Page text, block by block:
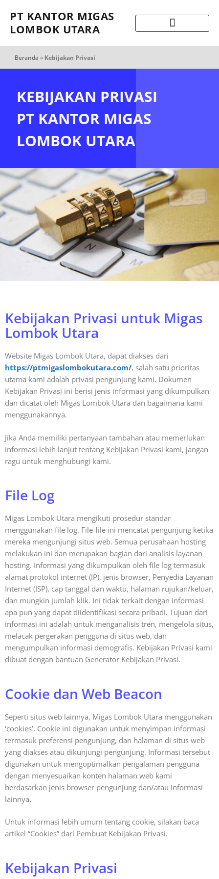
PT KANTOR MIGAS
LOMBOK UTARA
Beranda » Kebijakan Privasi
KEBIJAKAN PRIVASI
PT KANTOR MIGAS
LOMBOK UTARA
Kebijakan Privasi untuk Migas
Lombok Utara
Website Migas Lombok Utara, dapat diakses dari
https://ptmigaslombokutara.com/, salah satu prioritas
utama kami adalah privasi pengunjung kami. Dokumen
Kebijakan Privasi ini berisi jenis informasi yang dikumpulkan
dan dicatat oleh Migas Lombok Utara dan bagaimana kami
menggunakannya.
Jika Anda memiliki pertanyaan tambahan atau memerlukan
informasi lebih lanjut tentang Kebijakan Privasi kami, jangan
ragu untuk menghubungi kami.
File Log
Migas Lombok Utara mengikuti prosedur standar
menggunakan file log. File-file ini mencatat pengunjung ketika
mereka mengunjungi situs web. Semua perusahaan hosting
melakukan ini dan merupakan bagian dari analisis layanan
hosting. Informasi yang dikumpulkan oleh file log termasuk
alamat protokol internet (IP), jenis browser, Penyedia Layanan
Internet (ISP), cap tanggal dan waktu, halaman rujukan/keluar,
dan mungkin jumlah klik. Ini tidak terkait dengan informasi
apa pun yang dapat diidentifikasi secara pribadi. Tujuan dari
informasi ini adalah untuk menganalisis tren, mengelola situs,
melacak pergerakan pengguna di situs web, dan
mengumpulkan informasi demografis. Kebijakan Privasi kami
dibuat dengan bantuan Generator Kebijakan Privasi.
Cookie dan Web Beacon
Seperti situs web lainnya, Migas Lombok Utara menggunakan
‘cookies’. Cookie ini digunakan untuk menyimpan informasi
termasuk preferensi pengunjung, dan halaman di situs web
yang diakses atau dikunjungi pengunjung. Informasi tersebut
digunakan untuk mengoptimalkan pengalaman pengguna
dengan menyesuaikan konten halaman web kami
berdasarkan jenis browser pengunjung dan/atau informasi
lainnya.
Untuk informasi lebih umum tentang cookie, silakan baca
artikel “Cookies” dari Pembuat Kebijakan Privasi.
Kebijakan Privasi